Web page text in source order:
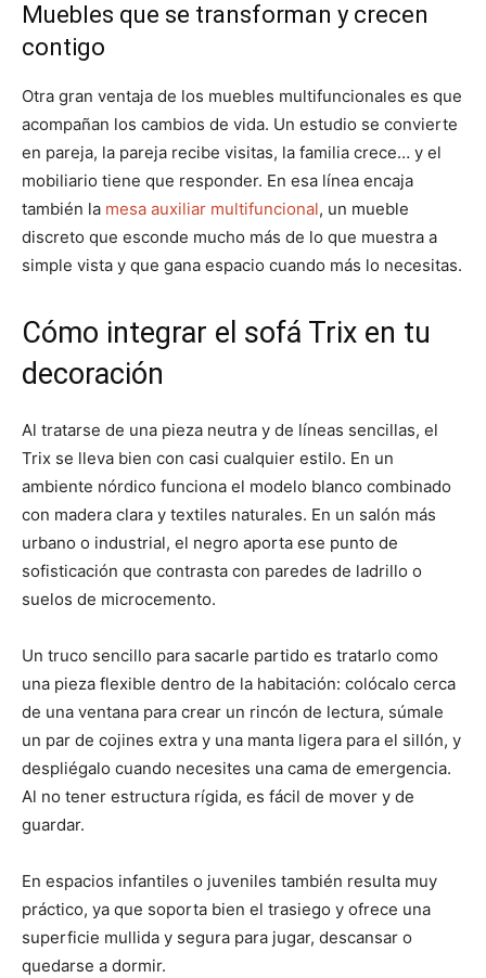
Muebles que se transforman y crecen
contigo
Otra gran ventaja de los muebles multifuncionales es que
acompañan los cambios de vida. Un estudio se convierte
en pareja, la pareja recibe visitas, la familia crece… y el
mobiliario tiene que responder. En esa línea encaja
también la mesa auxiliar multifuncional, un mueble
discreto que esconde mucho más de lo que muestra a
simple vista y que gana espacio cuando más lo necesitas.
Cómo integrar el sofá Trix en tu
decoración
Al tratarse de una pieza neutra y de líneas sencillas, el
Trix se lleva bien con casi cualquier estilo. En un
ambiente nórdico funciona el modelo blanco combinado
con madera clara y textiles naturales. En un salón más
urbano o industrial, el negro aporta ese punto de
sofisticación que contrasta con paredes de ladrillo o
suelos de microcemento.
Un truco sencillo para sacarle partido es tratarlo como
una pieza flexible dentro de la habitación: colócalo cerca
de una ventana para crear un rincón de lectura, súmale
un par de cojines extra y una manta ligera para el sillón, y
despliégalo cuando necesites una cama de emergencia.
Al no tener estructura rígida, es fácil de mover y de
guardar.
En espacios infantiles o juveniles también resulta muy
práctico, ya que soporta bien el trasiego y ofrece una
superficie mullida y segura para jugar, descansar o
quedarse a dormir.